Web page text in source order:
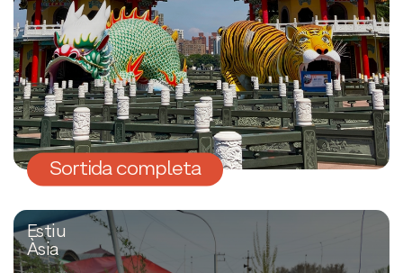
Sortida completa
Estiu
Àsia